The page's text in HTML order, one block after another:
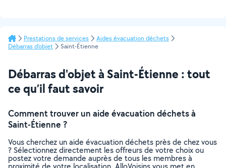
Prestations de services
Aides évacuation déchets
Débarras d'objet
Saint-Étienne
Débarras d'objet à Saint-Étienne : tout
ce qu’il faut savoir
Comment trouver un aide évacuation déchets à
Saint-Étienne ?
Vous cherchez un aide évacuation déchets près de chez vous
? Sélectionnez directement les offreurs de votre choix ou
postez votre demande auprès de tous les membres à